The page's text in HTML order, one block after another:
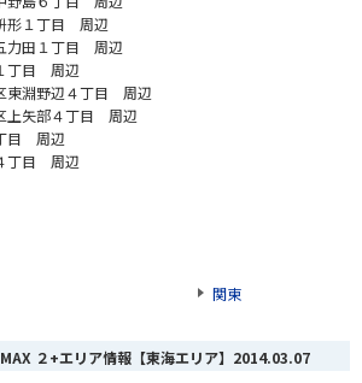
形１丁目 周辺
力田１丁目 周辺
丁目 周辺
東淵野辺４丁目 周辺
上矢部４丁目 周辺
目 周辺
丁目 周辺
関東
２+エリア情報【東海エリア】 2014.03.07